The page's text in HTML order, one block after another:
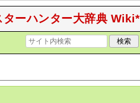
ターハンター大辞典 Wiki*